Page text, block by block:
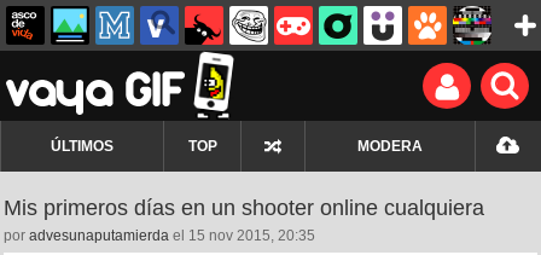
ÚLTIMOS TOP MODERA
Mis primeros días en un shooter online cualquiera
por advesunaputamierda el 15 nov 2015, 20:35